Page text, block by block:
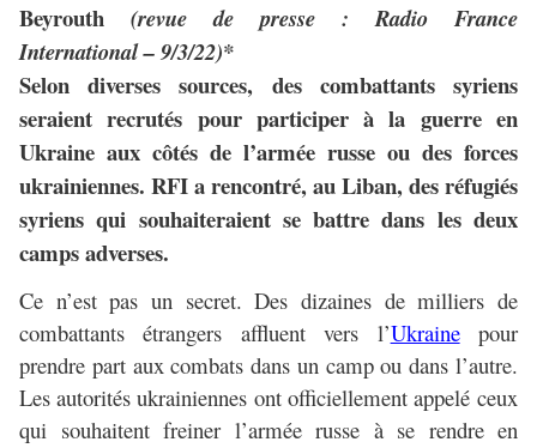
Beyrouth (revue de presse : Radio France
International – 9/3/22)*
Selon diverses sources, des combattants syriens
seraient recrutés pour participer à la guerre en
Ukraine aux côtés de l’armée russe ou des forces
ukrainiennes. RFI a rencontré, au Liban, des réfugiés
syriens qui souhaiteraient se battre dans les deux
camps adverses.
Ce n’est pas un secret. Des dizaines de milliers de
combattants étrangers affluent vers l’Ukrainepour
prendre part aux combats dans un camp ou dans l’autre.
Les autorités ukrainiennes ont officiellement appelé ceux
qui souhaitent freiner l’armée russe à se rendre en